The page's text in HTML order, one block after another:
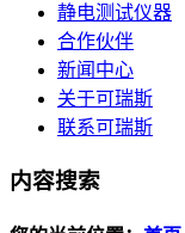
静电测试仪器
合作伙伴
新闻中心
关于可瑞斯
联系可瑞斯
内容搜索